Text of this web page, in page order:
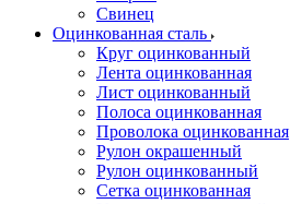
Свинец
Оцинкованная сталь
Круг оцинкованный
Лента оцинкованная
Лист оцинкованный
Полоса оцинкованная
Проволока оцинкованная
Рулон окрашенный
Рулон оцинкованный
Сетка оцинкованная